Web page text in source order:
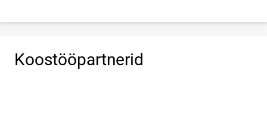
Koostööpartnerid